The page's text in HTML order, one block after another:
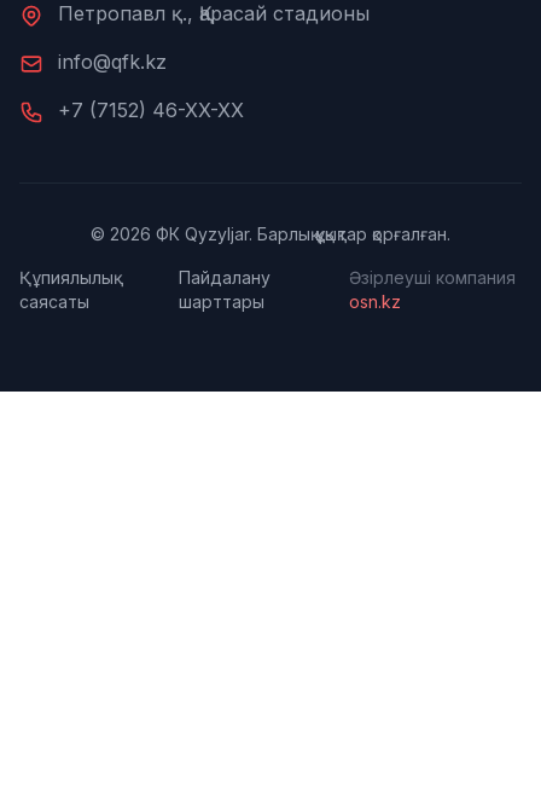
Петропавл қ., Қарасай стадионы
info@qfk.kz
+7 (7152) 46-XX-XX
© 2026 ФК Qyzyljar. Барлық құқықтар қорғалған.
Құпиялылық
саясаты
Пайдалану
шарттары
Әзірлеуші компания
osn.kz